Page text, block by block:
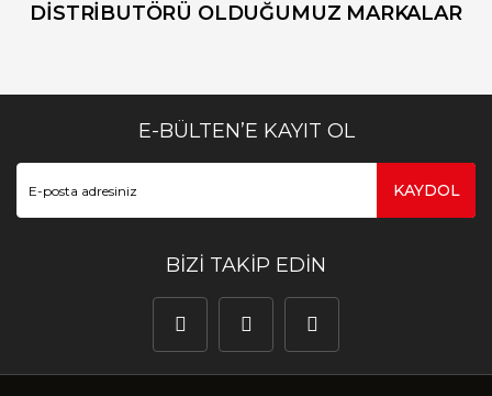
DİSTRİBUTÖRÜ OLDUĞUMUZ MARKALAR
E-BÜLTEN’E KAYIT OL
KAYDOL
BİZİ TAKİP EDİN